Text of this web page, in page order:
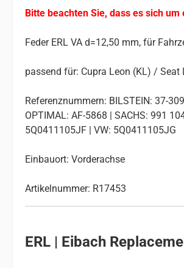
Bitte beachten Sie, dass es sich
Feder ERL VA d=12,50 mm, für
passend für: Cupra Leon (KL) / Seat
Referenznummern: BILSTEIN: 37-
OPTIMAL: AF-5868 | SACHS: 991
5Q0411105JF | VW: 5Q0411105JG
Einbauort: Vorderachse
Artikelnummer: R17453
ERL | Eibach